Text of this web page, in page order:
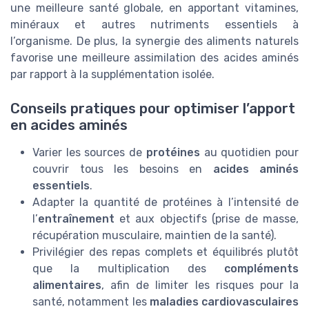
une meilleure santé globale, en apportant vitamines,
minéraux et autres nutriments essentiels à
l’organisme. De plus, la synergie des aliments naturels
favorise une meilleure assimilation des acides aminés
par rapport à la supplémentation isolée.
Conseils pratiques pour optimiser l’apport
en acides aminés
Varier les sources de protéines au quotidien pour
couvrir tous les besoins en acides aminés
essentiels.
Adapter la quantité de protéines à l’intensité de
l’entraînement et aux objectifs (prise de masse,
récupération musculaire, maintien de la santé).
Privilégier des repas complets et équilibrés plutôt
que la multiplication des compléments
alimentaires, afin de limiter les risques pour la
santé, notamment les maladies cardiovasculaires